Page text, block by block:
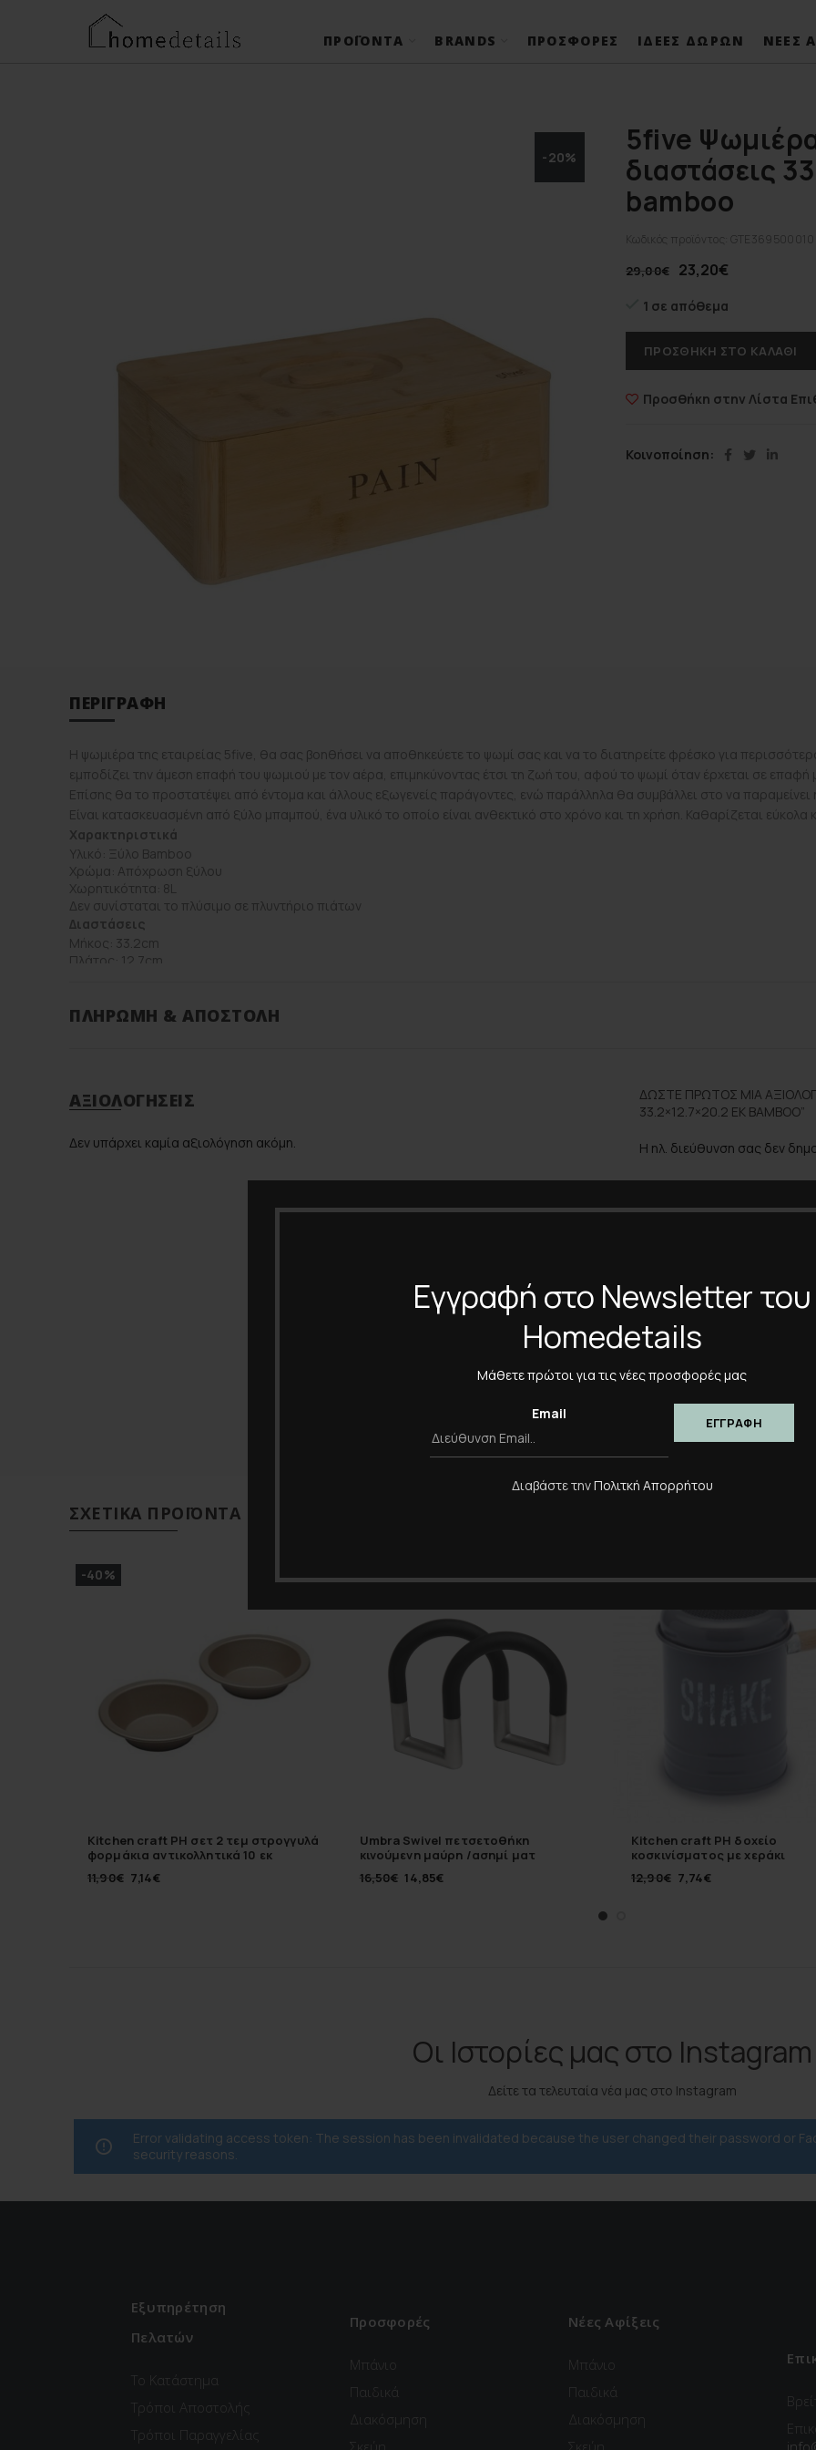
Εγγραφή στο Newsletter του
Homedetails
Μάθετε πρώτοι για τις νέες προσφορές μας
Email
Διαβάστε τηνΠολιτκή Απορρήτου
ΠΡΟΪΌΝΤΑ BRANDS ΠΡΟΣΦΟΡΈΣ ΙΔΈΕΣ ΔΏΡΩΝ ΝΈΕΣ
-20%
5five
διαστάσεις
bamboo
Κωδικός προϊόντος: GTE369500010
29,00€ 23,20€
1 σε απόθεμα
ΠΡΟΣΘΉΚΗ ΣΤΟ ΚΑΛΆΘΙ
Προσθήκη στην Λίστα
Κοινοποίηση
ΠΕΡΙΓΡΑΦΉ
Η ψωμιέρα της εταιρείας 5five, θα σας βοηθήσει να αποθηκεύετε το ψωμί σας και να το διατηρείτε φρέσκο για
εμποδίζει την άμεση επαφή του ψωμιού με τον αέρα, επιμηκύνοντας έτσι τη ζωή του, αφού το ψωμί όταν έρχεται σε επαφή
Επίσης θα το προστατέψει από έντομα και άλλους εξωγενείς παράγοντες, ενώ παράλληλα θα συμβάλλει στο να
Eίναι κατασκευασμένη από ξύλο μπαμπού, ένα υλικό το οποίο είναι ανθεκτικό στο χρόνο και τη χρήση. Καθαρίζεται εύκολα
Χαρακτηριστικά
Υλικό: Ξύλο Βamboo
Χρώμα: Απόχρωση ξύλου
Xωρητικότητα: 8L
Δεν συνίσταται το πλύσιμο σε πλυντήριο πιάτων
Διαστάσεις
Μήκος: 33.2cm
Πλάτος: 12.7cm
Διαστάσεις
ΠΛΗΡΩΜΉ & ΑΠΟΣΤΟΛΉ
ΑΞΙΟΛΟΓΉΣΕΙΣ
Δεν υπάρχει καμία αξιολόγηση ακόμη.
ΔΏΣΤΕ ΠΡΏΤΟΣ ΜΊΑ
33.2×12.7×20.2 ΕΚ BAMBOO”
Η ηλ. διεύθυνση σας δεν
Η Αξιολόγησή Σας*
Όνομα*
Αποθήκευσε το όνομά
πλοηγό για την επόμενη
ΣΧΕΤΙΚΆ ΠΡΟΪΌΝΤΑ
-40%
Kitchen craft PH σετ 2 τεμ στρογγυλά
φορμάκια αντικολλητικά 10 εκ
11,90€ 7,14€
-10%
Umbra Swivel πετσετοθήκη
κινούμενη μαύρη /ασημί ματ
16,50€ 14,85€
-40%
Kitchen craft PH δοχείο
κοσκινίσματος με χεράκι
12,90€ 7,74€
Οι Ιστορίες μας στο Instagram
Δείτε τα τελευταία νέα μας στο Instagram
Error validating access token: The session has been invalidated because the user changed their password or
security reasons.
Εξυπηρέτηση
Πελατών
Το Κατάστημα
Τρόποι Αποστολής
Τρόποι Παραγγελίας
Προσφορές
Μπάνιο
Παιδικά
Διακόσμηση
Νέες Αφίξεις
Μπάνιο
Παιδικά
Διακόσμηση